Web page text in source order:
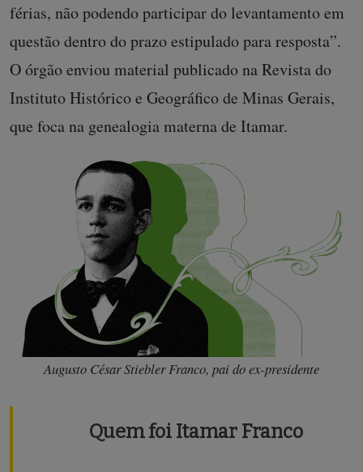
férias, não podendo participar do levantamento em
questão dentro do prazo estipulado para resposta”.
O órgão enviou material publicado na Revista do
Instituto Histórico e Geográfico de Minas Gerais,
que foca na genealogia materna de Itamar.
Augusto César Stiebler Franco, pai do ex-presidente
Quem foi Itamar Franco